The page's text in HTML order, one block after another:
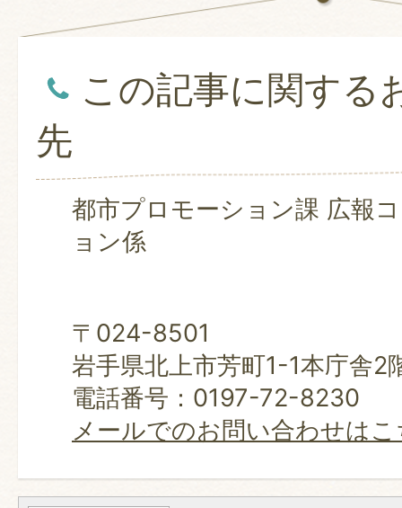
この記事に関する
先
都市プロモーション課 広報
ョン係
〒024-8501
岩手県北上市芳町1-1本庁舎2
電話番号：0197-72-8230
メールでのお問い合わせは